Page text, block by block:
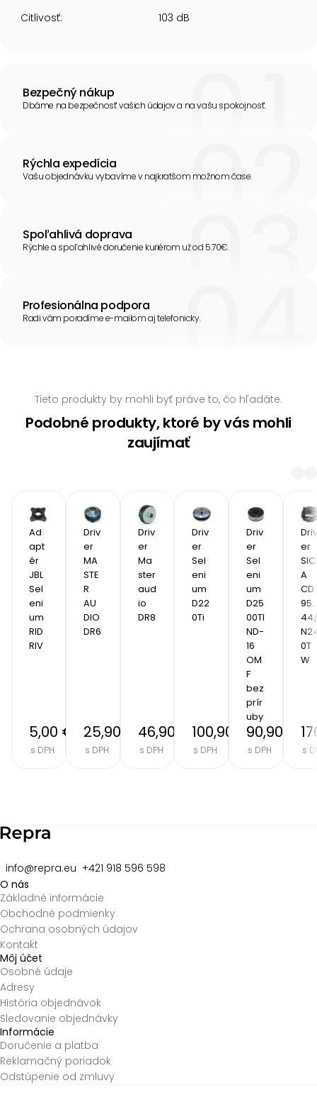
Citlivosť: 103 dB
Bezpečný nákup
Dbáme na bezpečnosť vašich údajov a na vašu spokojnosť.
Rýchla expedícia
Vašu objednávku vybavíme v najkratšom možnom čase.
Spoľahlivá doprava
Rýchle a spoľahlivé doručenie kuriérom už od 5.70€.
Profesionálna podpora
Radi vám poradíme e-mailom aj telefonicky.
Tieto produkty by mohli byť práve to, čo hľadáte.
Podobné produkty, ktoré by vás mohli
zaujímať
Ad
apt
ér
JBL
Sel
eni
um
RID
RIV
5,00 €
s DPH
Driv
er
MA
STE
R
AU
DIO
DR6
25,90 €
s DPH
Driv
er
Ma
ster
aud
io
DR8
46,90 €
s DPH
Driv
er
Sel
eni
um
D22
0Ti
100,90 €
s DPH
Driv
er
Sel
eni
um
D25
00TI
ND-
16
OM
F
bez
prír
uby
90,90 €
s DPH
Driv
er
SIC
A
CD
95.
44/
0T
W
s
info@repra.eu +421 918 596 598
O nás
Základné informácie
Obchodné podmienky
Ochrana osobných údajov
Kontakt
Môj účet
Osobné údaje
Adresy
História objednávok
Sledovanie objednávky
Informácie
Doručenie a platba
Reklamačný poriadok
Odstúpenie od zmluvy